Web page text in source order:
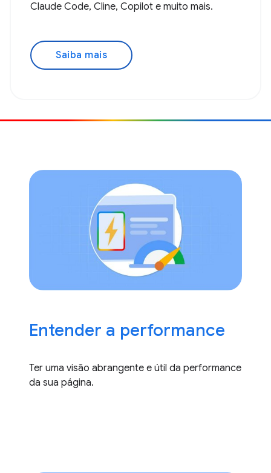
Claude Code, Cline, Copilot e muito mais.
Saiba mais
Entender a performance
Ter uma visão abrangente e útil da performance
da sua página.